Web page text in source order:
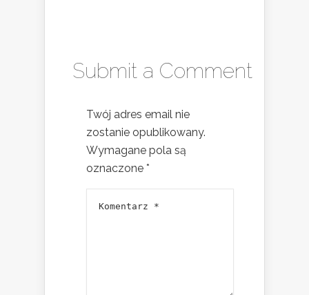
Submit a Comment
Twój adres email nie
zostanie opublikowany.
Wymagane pola są
oznaczone *